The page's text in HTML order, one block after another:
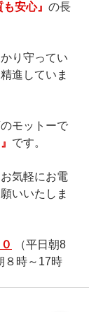
安心』 の長
り守ってい
進していま
モットーで
です。
気軽にお電
いいたしま
（平日朝8
８時～17時